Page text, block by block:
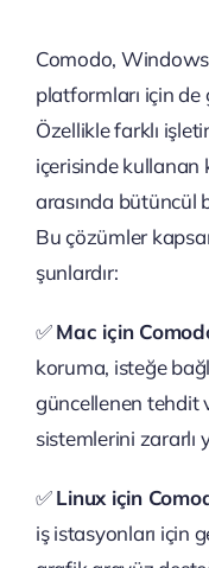
Comodo, Windows
platformları için
Özellikle farklı
içerisinde
arasında bütüncül
Bu çözümler
şunlardır:
✅Mac için
koruma, isteğe
güncellenen tehdit
sistemlerini zararlı
✅Linux için
iş istasyonları için